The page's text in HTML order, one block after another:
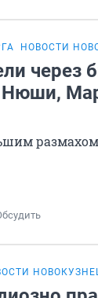
НОВОСТИ
через
размахом